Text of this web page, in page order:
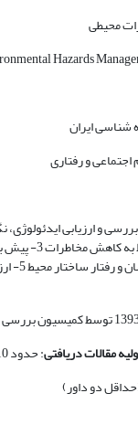
محیطی
شناسی ایران
اجتماعی و رفتاری
مقالات دریافتی: حدود 10 روز
دو داور)